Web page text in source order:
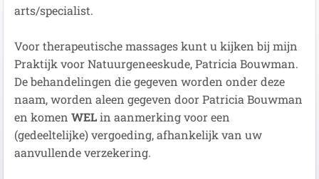
arts/specialist.
Voor therapeutische massages kunt u kijken bij mijn
Praktijk voor Natuurgeneeskude, Patricia Bouwman.
De behandelingen die gegeven worden onder deze
naam, worden aleen gegeven door Patricia Bouwman
en komen WELin aanmerking voor een
(gedeeltelijke) vergoeding, afhankelijk van uw
aanvullende verzekering.